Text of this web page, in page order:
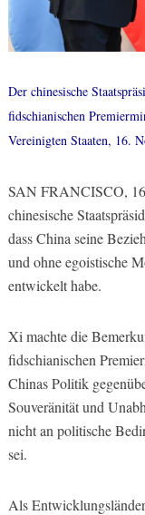
Der chinesische
fidschianischen
Vereinigten Staaten, 16.
SAN FRANCISCO,
chinesische
dass China seine
und ohne egoistische
entwickelt habe.
Xi machte die
fidschianischen
Chinas Politik
Souveränität und
nicht an politische
sei.
Als